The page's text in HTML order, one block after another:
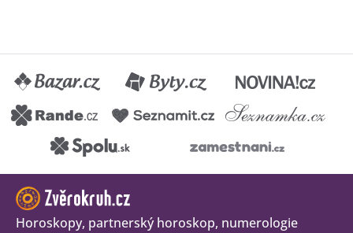
Horoskopy, partnerský horoskop, numerologie